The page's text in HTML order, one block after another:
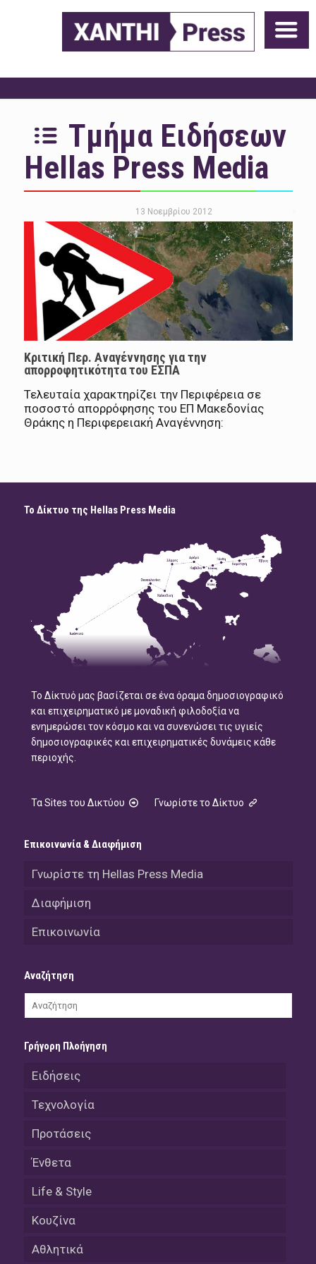
Τμήμα Ειδήσεων
Hellas Press Media
13 Νοεμβρίου 2012
Κριτική Περ. Αναγέννησης για την
απορροφητικότητα του ΕΣΠΑ
Τελευταία χαρακτηρίζει την Περιφέρεια σε
ποσοστό απορρόφησης του ΕΠ Μακεδονίας
Θράκης η Περιφερειακή Αναγέννηση:
Το Δίκτυο της Hellas Press Media
Το Δίκτυό μας βασίζεται σε ένα όραμα δημοσιογραφικό
και επιχειρηματικό με μοναδική φιλοδοξία να
ενημερώσει τον κόσμο και να συνενώσει τις υγιείς
δημοσιογραφικές και επιχειρηματικές δυνάμεις κάθε
περιοχής.
Τα Sites του Δικτύου Γνωρίστε το Δίκτυο
Επικοινωνία & Διαφήμιση
Γνωρίστε τη Hellas Press Media
Διαφήμιση
Επικοινωνία
Αναζήτηση
Γρήγορη Πλοήγηση
Ειδήσεις
Τεχνολογία
Προτάσεις
Ένθετα
Life & Style
Κουζίνα
Αθλητικά